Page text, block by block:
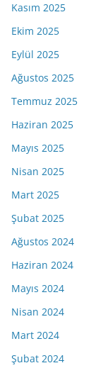
Kasım 2025
Ekim 2025
Eylül 2025
Ağustos 2025
Temmuz 2025
Haziran 2025
Mayıs 2025
Nisan 2025
Mart 2025
Şubat 2025
Ağustos 2024
Haziran 2024
Mayıs 2024
Nisan 2024
Mart 2024
Şubat 2024